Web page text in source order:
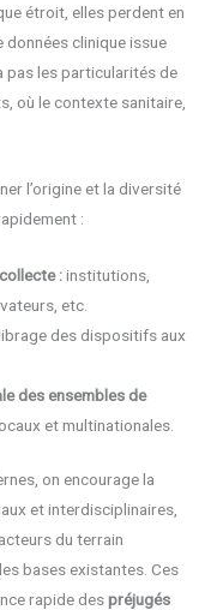
étroit, elles perdent en
données clinique issue
pas les particularités de
où le contexte sanitaire,
l’origine et la diversité
:
:institutions,
etc.
des dispositifs aux
des ensembles de
et multinationales.
on encourage la
et interdisciplinaires,
du terrain
bases existantes. Ces
rapide despréjugés